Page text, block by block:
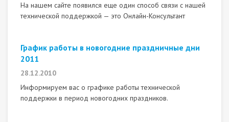
На нашем сайте появился еще один способ связи с нашей
технической поддержкой — это Онлайн-Консультант
График работы в новогодние праздничные дни
2011
28.12.2010
Информируем вас о графике работы технической
поддержки в период новогодних праздников.